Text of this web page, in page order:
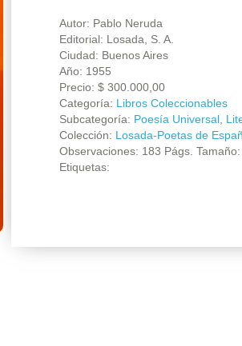
Autor: Pablo Neruda
Editorial: Losada, S. A.
Ciudad: Buenos Aires
Año: 1955
Precio: $300.000,00
Categoría: Libros Coleccionables
Subcategoría: Poesía Universal,
Colección: Losada-Poetas de
Observaciones: 183 Págs.
Etiquetas: